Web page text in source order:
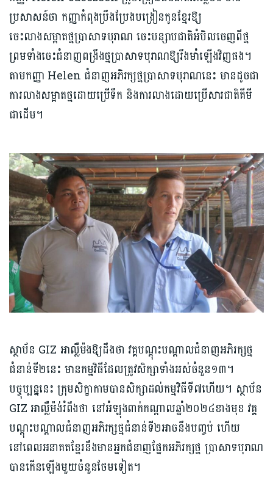
ប្រសាសន៍ថា កញ្ញាកំពុងប្រឹងប្រែងបង្រៀនកូនខ្មែរឱ្យ
ចេះលាងសម្អាតថ្មប្រាសាទបុរាណ ចេះបន្សាបជាតិអំបិលចេញពីថ្ម
ព្រមទាំងចេះជំនាញពង្រឹងថ្មប្រាសាទបុរាណឱ្យរឹងមាំឡើងវិញផង។
តាមកញ្ញា Helen ជំនាញអភិរក្សថ្មប្រាសាទបុរាណនេះ មានដូចជា
ការលាងសម្អាតថ្មដោយប្រើទឹក និងការលាងដោយប្រើសារជាតិគីមី
ជាដើម។
ស្ថាប័ន GIZ អាល្លឺម៉ងឱ្យដឹងថា វគ្គបណ្ដុះបណ្ដាលជំនាញអភិរក្សថ្ម
ជំនាន់ទី២នេះ មានកម្មវិធីដែលត្រូវសិក្សាទាំងអស់ចំនួន១៣។
បច្ចុប្បន្ននេះ ក្រុមសិក្ខាកាមបានសិក្សាដល់កម្មវិធីទី៧ហើយ។ ស្ថាប័ន
GIZ អាល្លឺម៉ង់រំពឹងថា នៅអំឡុងពាក់កណ្ដាលឆ្នាំ២០២៤ខាងមុខ វគ្គ
បណ្ដុះបណ្ដាលជំនាញអភិរក្សថ្មជំនាន់ទី២អាចនឹងបញ្ចប់ ហើយ
នៅពេលអនាគតខ្មែរនឹងមានអ្នកជំនាញផ្នែកអភិរក្សថ្ម ប្រាសាទបុរាណ
បានកើនឡើងមួយចំនួនថែមទៀត។